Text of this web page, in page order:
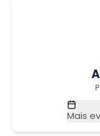
Mais